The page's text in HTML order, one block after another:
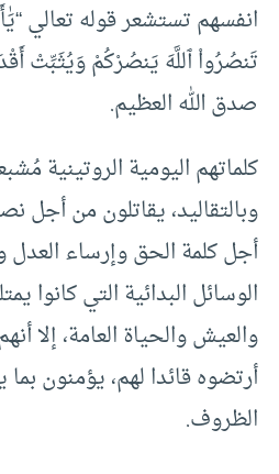
انفسهم تستشعر قوله تعالي
صدق الله العظيم.
كلماتهم اليومية الروتينية
وبالتقاليد، يقاتلون من أجل
أجل كلمة الحق وإرساء العدل
الوسائل البدائية التي كانوا
والعيش والحياة العامة، إلا
أرتضوه قائدا لهم، يؤمنون
الظروف.